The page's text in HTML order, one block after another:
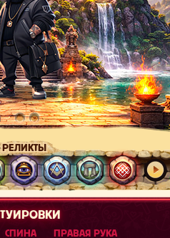
РЕЛИКТЫ
СПИНА ПРАВАЯ РУКА